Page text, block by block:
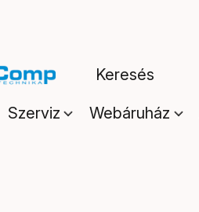
Szerviz Webáruház